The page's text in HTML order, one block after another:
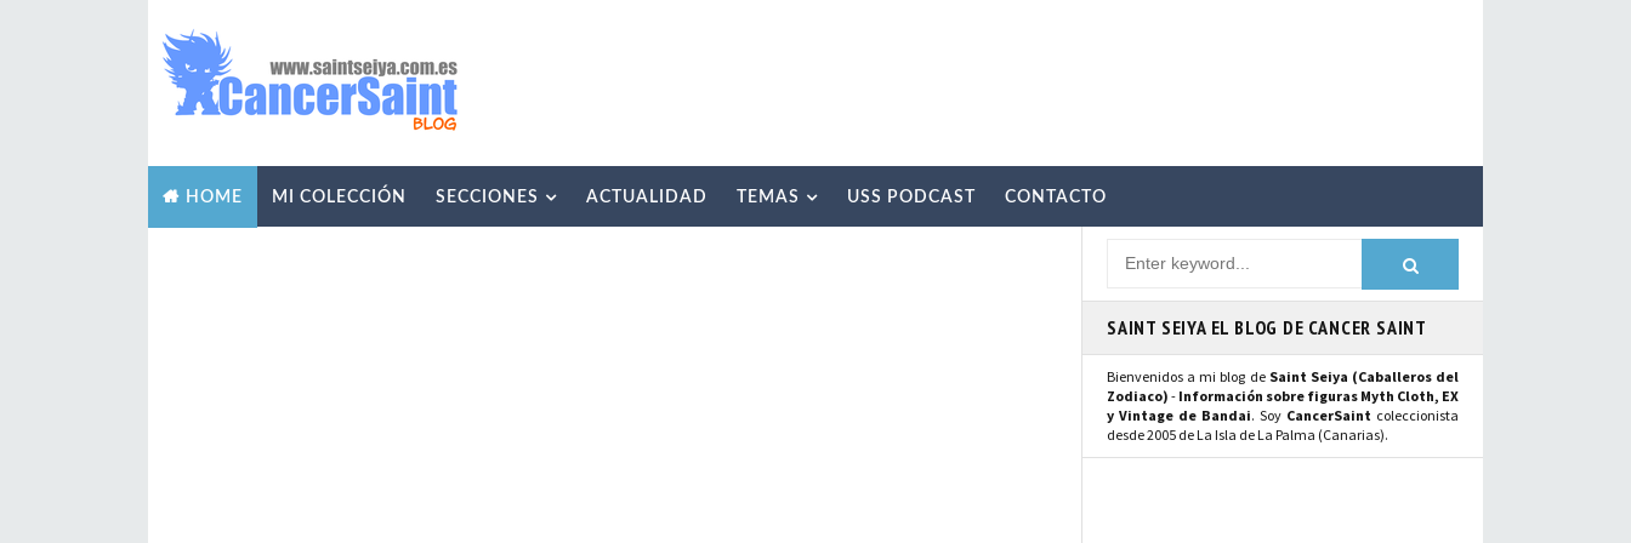
HOME MI COLECCIÓN SECCIONES ACTUALIDAD TEMAS USS PODCAST CONTACTO
SAINT SEIYA EL BLOG DE CANCER SAINT
Bienvenidos a mi blog de Saint Seiya (Caballeros del
Zodiaco) - Información sobre figuras Myth Cloth, EX
y Vintage de Bandai. Soy CancerSaint coleccionista
desde 2005 de La Isla de La Palma (Canarias).